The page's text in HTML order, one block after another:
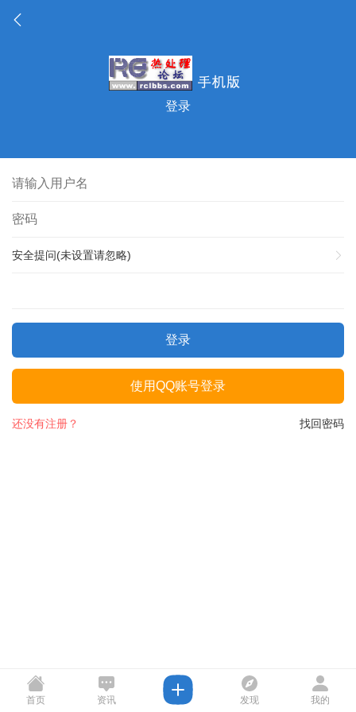
登录
安全提问(未设置请忽略)
登录
使用QQ账号登录
找回密码
还没有注册？
首页 资讯 发现 我的